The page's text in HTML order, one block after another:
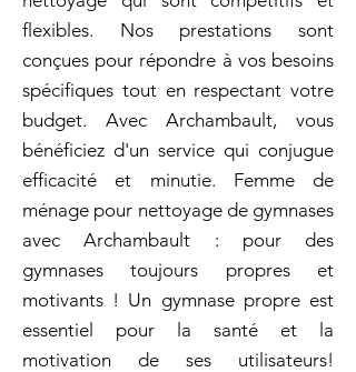
flexibles. Nos prestations sont
conçues pour répondre à vos besoins
spécifiques tout en respectant votre
budget. Avec Archambault, vous
bénéficiez d'un service qui conjugue
efficacité et minutie. Femme de
ménage pour nettoyage de gymnases
avec Archambault : pour des
gymnases toujours propres et
motivants ! Un gymnase propre est
essentiel pour la santé et la
motivation de ses utilisateurs!